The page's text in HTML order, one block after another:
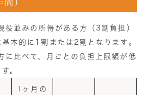
）
役並みの所得がある方（3割負担）
本的に1割または2割となります。
に比べて、月ごとの負担上限額が低
。
1ヶ月の